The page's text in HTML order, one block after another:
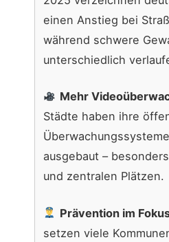
einen Anstieg bei
während schwere
unterschiedlich
Mehr
Städte haben ihre
ausgebaut –
und zentralen Plätzen.
Prävention im
setzen viele